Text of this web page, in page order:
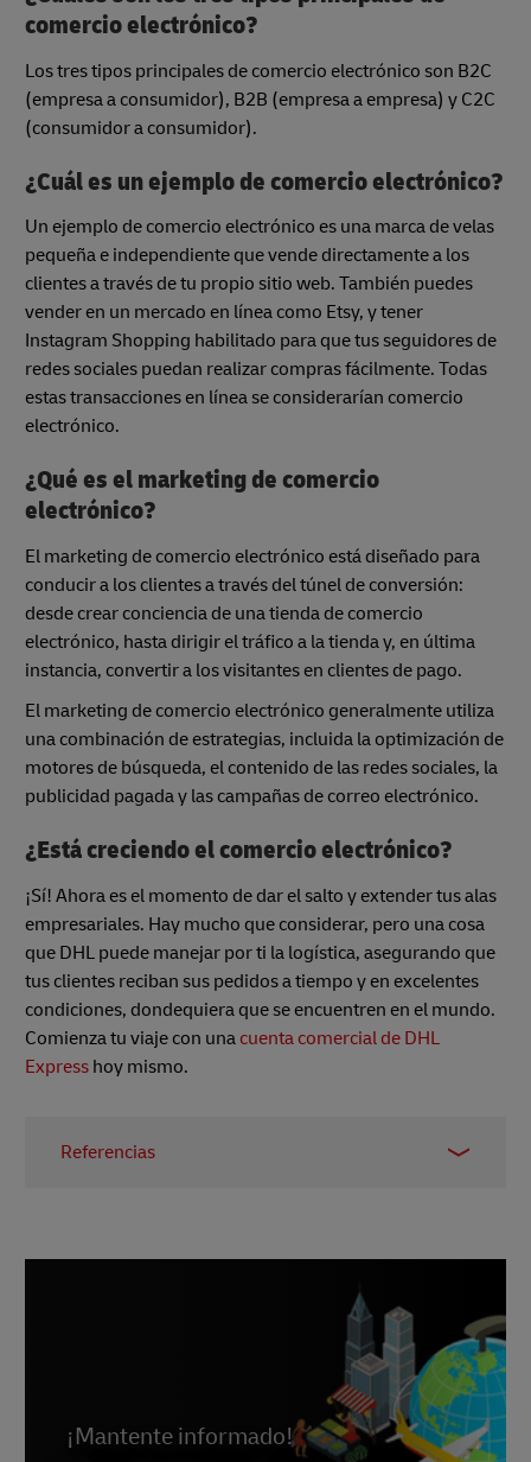
comercio electrónico?
Los tres tipos principales de comercio electrónico son B2C
(empresa a consumidor), B2B (empresa a empresa) y C2C
(consumidor a consumidor).
¿Cuál es un ejemplo de comercio electrónico?
Un ejemplo de comercio electrónico es una marca de velas
pequeña e independiente que vende directamente a los
clientes a través de tu propio sitio web. También puedes
vender en un mercado en línea como Etsy, y tener
Instagram Shopping habilitado para que tus seguidores de
redes sociales puedan realizar compras fácilmente. Todas
estas transacciones en línea se considerarían comercio
electrónico.
¿Qué es el marketing de comercio
electrónico?
El marketing de comercio electrónico está diseñado para
conducir a los clientes a través del túnel de conversión:
desde crear conciencia de una tienda de comercio
electrónico, hasta dirigir el tráfico a la tienda y, en última
instancia, convertir a los visitantes en clientes de pago.
El marketing de comercio electrónico generalmente utiliza
una combinación de estrategias, incluida la optimización de
motores de búsqueda, el contenido de las redes sociales, la
publicidad pagada y las campañas de correo electrónico.
¿Está creciendo el comercio electrónico?
¡Sí! Ahora es el momento de dar el salto y extender tus alas
empresariales. Hay mucho que considerar, pero una cosa
que DHL puede manejar por ti la logística, asegurando que
tus clientes reciban sus pedidos a tiempo y en excelentes
condiciones, dondequiera que se encuentren en el mundo.
Comienza tu viaje con una cuenta comercial de DHL
Express hoy mismo.
Referencias
Small Business Trends, June 2021
7 -Invespcro, accessed March 2023
¡Mantente informado!